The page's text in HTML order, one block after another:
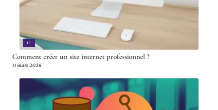
IT
Comment créer un site internet professionnel ?
11 mars 2026